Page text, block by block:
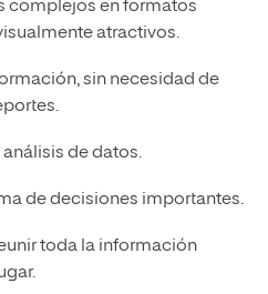
complejos en formatos
atractivos.
sin necesidad de
de datos.
de decisiones importantes.
toda la información